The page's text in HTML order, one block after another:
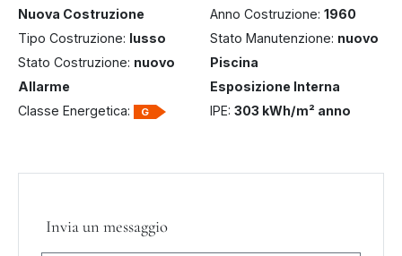
Nuova Costruzione
Anno Costruzione: 1960
Tipo Costruzione: lusso Stato Manutenzione: nuovo
Stato Costruzione: nuovo
Piscina
Allarme
Esposizione Interna
Classe Energetica:
G IPE: 303 kWh/m² anno
Invia un messaggio